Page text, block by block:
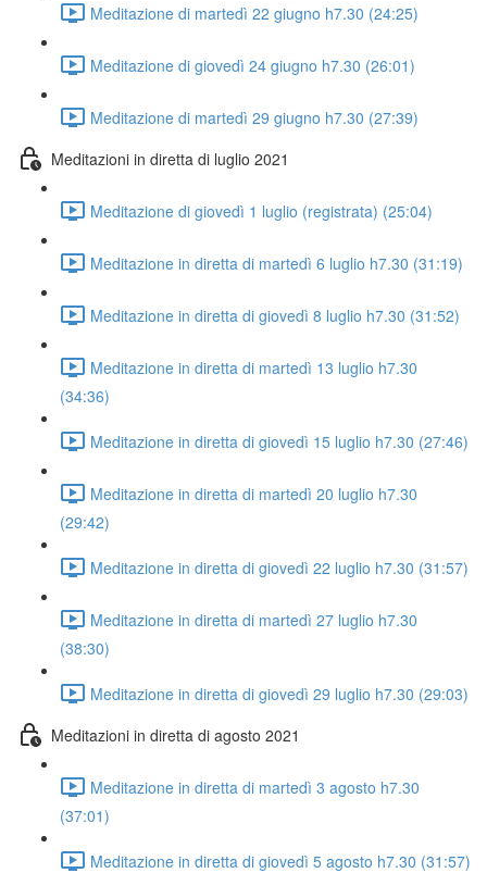
Meditazione di martedì 22 giugno h7.30 (24:25)
Meditazione di giovedì 24 giugno h7.30 (26:01)
Meditazione di martedì 29 giugno h7.30 (27:39)
Meditazioni in diretta di luglio 2021
Meditazione di giovedì 1 luglio (registrata) (25:04)
Meditazione in diretta di martedì 6 luglio h7.30 (31:19)
Meditazione in diretta di giovedì 8 luglio h7.30 (31:52)
Meditazione in diretta di martedì 13 luglio h7.30
(34:36)
Meditazione in diretta di giovedì 15 luglio h7.30 (27:46)
Meditazione in diretta di martedì 20 luglio h7.30
(29:42)
Meditazione in diretta di giovedì 22 luglio h7.30 (31:57)
Meditazione in diretta di martedì 27 luglio h7.30
(38:30)
Meditazione in diretta di giovedì 29 luglio h7.30 (29:03)
Meditazioni in diretta di agosto 2021
Meditazione in diretta di martedì 3 agosto h7.30
(37:01)
Meditazione in diretta di giovedì 5 agosto h7.30 (31:57)